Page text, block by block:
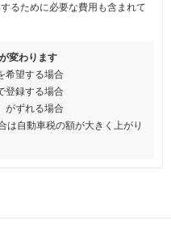
るために必要な費用も含まれて
変わります
希望する場合
登録する場合
がずれる場合
は自動車税の額が大きく上がり